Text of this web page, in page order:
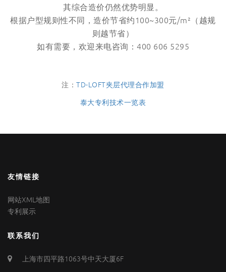
其综合造价仍然优势明显。
根据户型规则性不同，造价节省约100~300元/m²（越规
则越节省）
如有需要，欢迎来电咨询：400 606 5295
注：TD-LOFT夹层代理合作加盟
泰大专利技术一览表
友情链接
网站XML地图
专利展示
联系我们
上海市四平路1063号中天大厦6F